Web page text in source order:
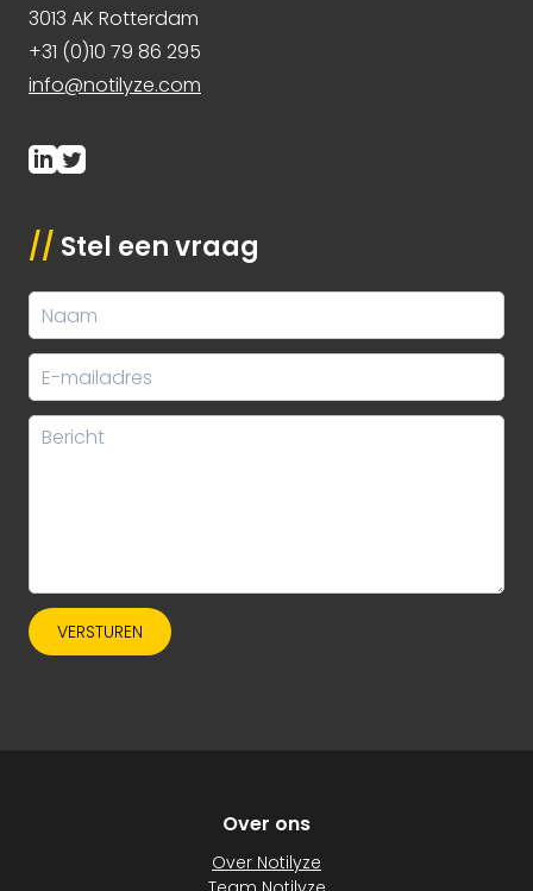
3013 AK Rotterdam
+31 (0)10 79 86 295
info@notilyze.com
// Stel een vraag
VERSTUREN
Over ons
Over Notilyze